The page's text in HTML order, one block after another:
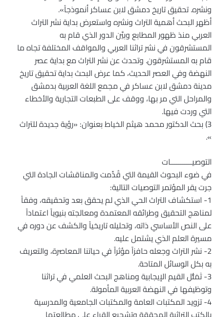
ونشره. تحقيق تاريخ دمشق لابن عساكر أنموذجاً».
أظهر البحث أهمية التراث ونشره واستعرض بداية نشر التراث
العربي منذ ظهور المطابع وبيَّن الدور الذي قام به
المستشرقون في نشر تراثنا العربي والمواقف المختلفة تجاه ما
قام به المستشرقون. وتحدث عن نشر التراث مع بداية عصر
النهضة وفي العصر الحديث، كما عرض البحث بداية تحقيق تاريخ
مدينة دمشق لابن عساكر في مجمع اللغة العربية بدمشق
والمراحل التي مر بها، ووقف على الطبعات التجارية والأخطاء
التي وردت فيها.
3) بحث الدكتور محمد هيثم الخياط بعنوان: «رؤية جديدة للتراث
».
التوصيـــــــــــات
في ضوء البحوث القيمة التي قُدِّمت والمناقشات الجادة التي
جرت يقر المؤتمر التوصيات التالية:
1- استكشاف التراث الحي الذي لم يحقق بعد وتحقيقه، وفقاً
لمناهج التحقيق وطرائقه المعتمدة ومعالجته بنيوياً اعتماداً
على النص الأساسي ذاته، وتحليله تاريخياً والكشف عن دوره في
مسيرة العلم الذي يشتمل عليه.
2- نشر التراث وجعله حافزاً مؤثراً في حياتنا المعاصرة، والتعريف
به بكل الوسائل المتاحة.
3- تَمَثُّل القيم الإيجابية ومناهج البحث العلمي في تراثنا
وتوظيفها في النهضة العربية المأمولة.
4- تزويد المكتبات العامة والمكتبات الجامعية والمدرسية